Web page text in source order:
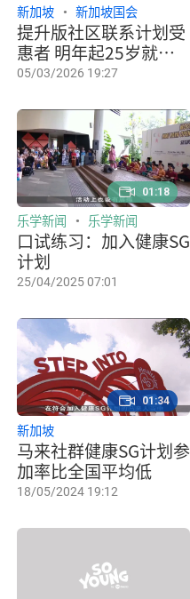
提升版社区联系计划受
惠者 明年起25岁就可
加入健康SG计划
新加坡 新加坡国会
05/03/2026 19:27
口试练习：加入健康SG
计划
乐学新闻 乐学新闻
25/04/2025 07:01
01:18
马来社群健康SG计划参
加率比全国平均低
新加坡
18/05/2024 19:12
01:34